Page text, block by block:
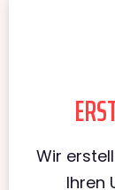
Wir
Ihren